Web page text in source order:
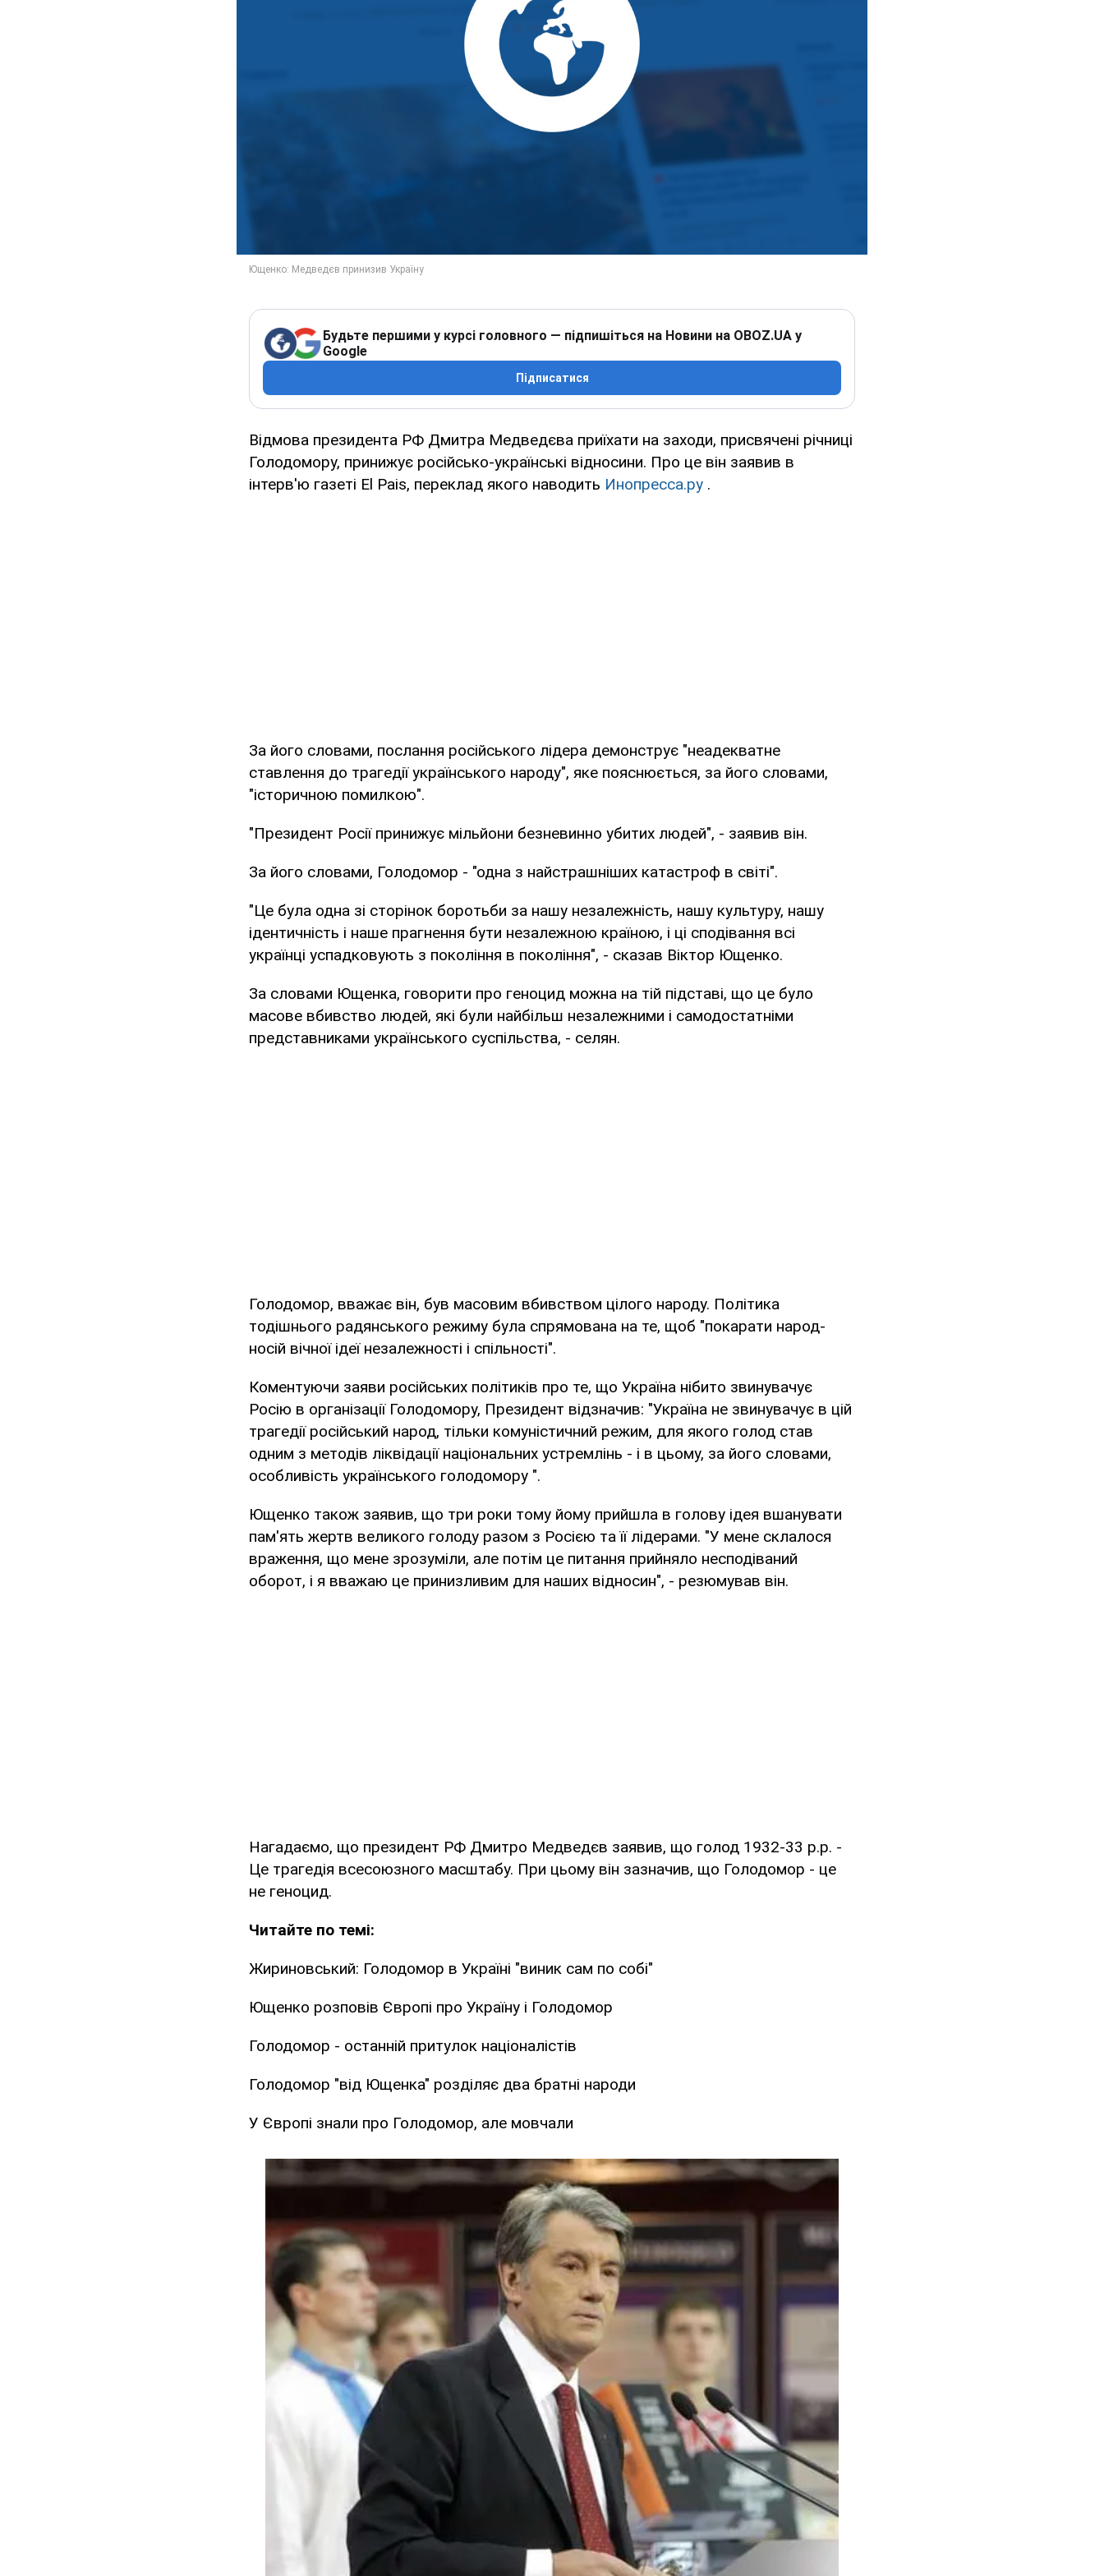
Будьте першими у курсі головного — підпишіться на Новини на OBOZ.UA у
Google
Підписатися
Відмова президента РФ Дмитра Медведєва приїхати на заходи, присвячені річниці
Голодомору, принижує російсько-українські відносини. Про це він заявив в
інтерв'ю газеті El Pais, переклад якого наводить Инопресса.ру .
За його словами, послання російського лідера демонструє "неадекватне
ставлення до трагедії українського народу", яке пояснюється, за його словами,
"історичною помилкою".
"Президент Росії принижує мільйони безневинно убитих людей", - заявив він.
За його словами, Голодомор - "одна з найстрашніших катастроф в світі".
"Це була одна зі сторінок боротьби за нашу незалежність, нашу культуру, нашу
ідентичність і наше прагнення бути незалежною країною, і ці сподівання всі
українці успадковують з покоління в покоління", - сказав Віктор Ющенко.
За словами Ющенка, говорити про геноцид можна на тій підставі, що це було
масове вбивство людей, які були найбільш незалежними і самодостатніми
представниками українського суспільства, - селян.
Голодомор, вважає він, був масовим вбивством цілого народу. Політика
тодішнього радянського режиму була спрямована на те, щоб "покарати народ-
носій вічної ідеї незалежності і спільності".
Коментуючи заяви російських політиків про те, що Україна нібито звинувачує
Росію в організації Голодомору, Президент відзначив: "Україна не звинувачує в цій
трагедії російський народ, тільки комуністичний режим, для якого голод став
одним з методів ліквідації національних устремлінь - і в цьому, за його словами,
особливість українського голодомору ".
Ющенко також заявив, що три роки тому йому прийшла в голову ідея вшанувати
пам'ять жертв великого голоду разом з Росією та її лідерами. "У мене склалося
враження, що мене зрозуміли, але потім це питання прийняло несподіваний
оборот, і я вважаю це принизливим для наших відносин", - резюмував він.
Нагадаємо, що президент РФ Дмитро Медведєв заявив, що голод 1932-33 р.р. -
Це трагедія всесоюзного масштабу. При цьому він зазначив, що Голодомор - це
не геноцид.
Читайте по темі:
Жириновський: Голодомор в Україні "виник сам по собі"
Ющенко розповів Європі про Україну і Голодомор
Голодомор - останній притулок націоналістів
Голодомор "від Ющенка" розділяє два братні народи
У Європі знали про Голодомор, але мовчали